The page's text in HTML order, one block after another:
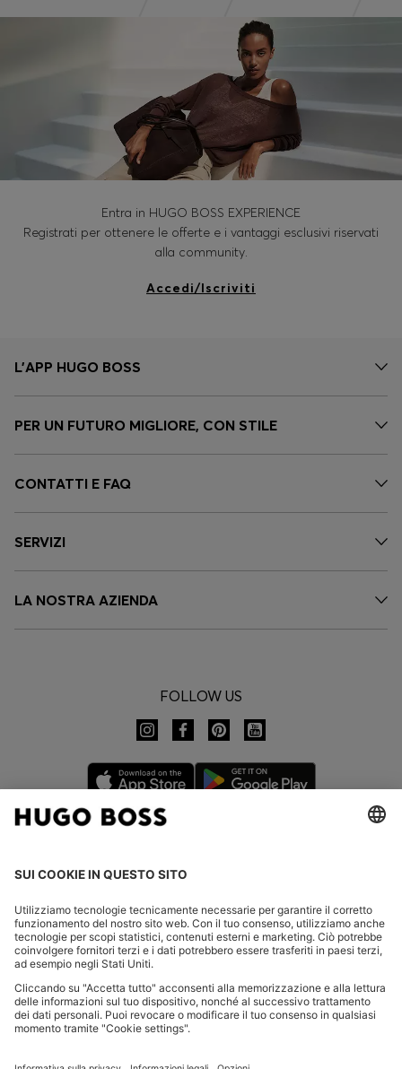
Entra in HUGO BOSS EXPERIENCE
Registrati per ottenere le offerte e i vantaggi esclusivi riservati
alla community.
Accedi/Iscriviti
L'APP HUGO BOSS
PER UN FUTURO MIGLIORE, CON STILE
CONTATTI E FAQ
SERVIZI
LA NOSTRA AZIENDA
FOLLOW US
CHANGE COUNTRY:
Dichiarare la revoca
Dichiarazione di accessibilità
Informativa Privacy HUGO BOSS EXPERIENCE